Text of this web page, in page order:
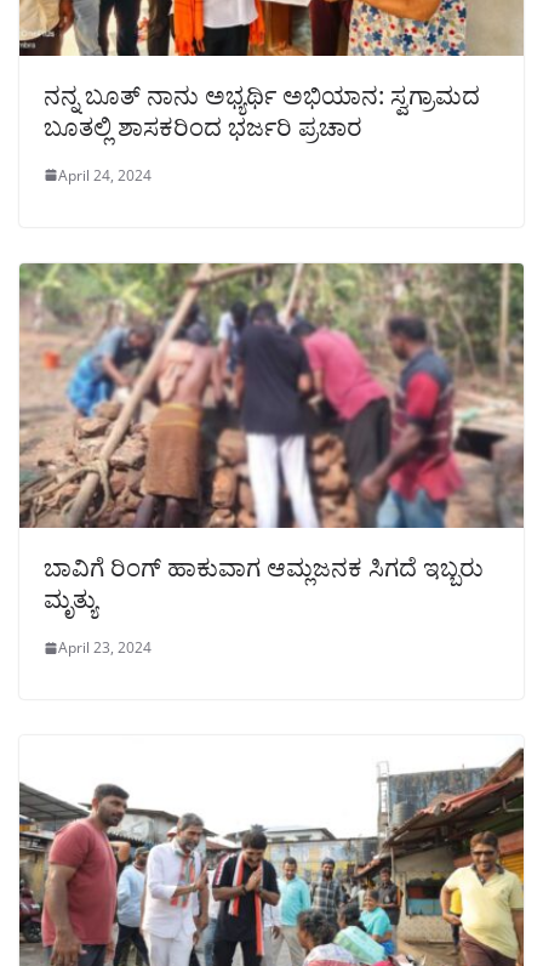
ನನ್ನ ಬೂತ್ ನಾನು ಅಭ್ಯರ್ಥಿ ಅಭಿಯಾನ: ಸ್ವಗ್ರಾಮದ
ಬೂತಲ್ಲಿ ಶಾಸಕರಿಂದ ಭರ್ಜರಿ ಪ್ರಚಾರ
April 24, 2024
ಬಾವಿಗೆ ರಿಂಗ್‌ ಹಾಕುವಾಗ ಆಮ್ಲಜನಕ ಸಿಗದೆ ಇಬ್ಬರು
ಮೃತ್ಯು
April 23, 2024